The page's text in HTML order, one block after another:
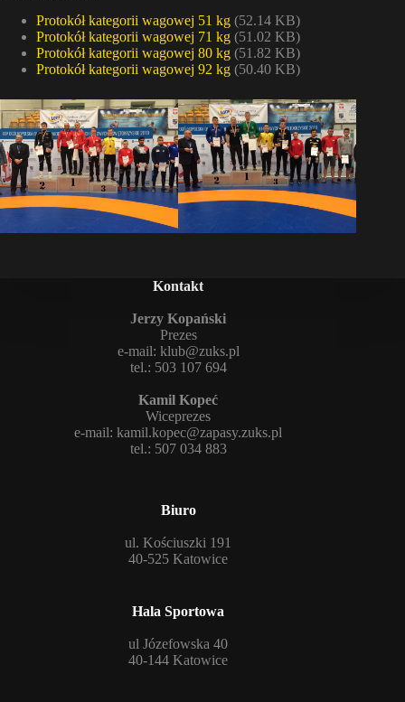
Protokół kategorii wagowej 51 kg (52.14 KB)
Protokół kategorii wagowej 71 kg (51.02 KB)
Protokół kategorii wagowej 80 kg (51.82 KB)
Protokół kategorii wagowej 92 kg (50.40 KB)
Kontakt
Jerzy Kopański
Prezes
e-mail: klub@zuks.pl
tel.: 503 107 694
Kamil Kopeć
Wiceprezes
e-mail:kamil.kopec@zapasy.zuks.pl
tel.: 507 034 883
Biuro
ul. Kościuszki 191
40-525 Katowice
Hala Sportowa
ul Józefowska 40
40-144 Katowice